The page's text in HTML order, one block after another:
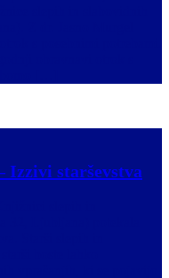
Izzivi starševstva